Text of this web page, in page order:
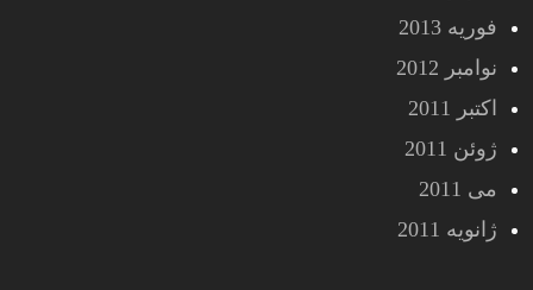
فوریه 2013
نوامبر 2012
اکتبر 2011
ژوئن 2011
می 2011
ژانویه 2011